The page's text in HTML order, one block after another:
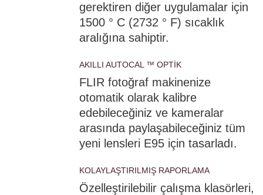
gerektiren diğer uygulamalar için
1500 ° C (2732 ° F) sıcaklık
aralığına sahiptir.
AKILLI AUTOCAL ™ OPTİK
FLIR fotoğraf makinenize
otomatik olarak kalibre
edebileceğiniz ve kameralar
arasında paylaşabileceğiniz tüm
yeni lensleri E95 için tasarladı.
KOLAYLAŞTIRILMIŞ RAPORLAMA
Özelleştirilebilir çalışma klasörleri,